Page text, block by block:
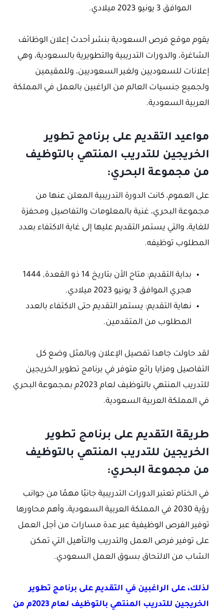
الموافق 3 يونيو 2023 ميلادي.
يقوم موقع فرص السعودية بنشر أحدث إعلان الوظائف
الشاغرة، والدورات التدريبية والتطويرية بالسعودية، وهي
إعلانات للسعوديين ولغير السعوديين، وللمقيمين
ولجميع جنسيات العالم من الراغبين بالعمل في المملكة
العربية السعودية.
مواعيد التقديم على برنامج تطوير
الخريجين للتدريب المنتهي بالتوظيف
من مجموعة البحري:
على العموم، كانت الدورة التدريبية المعلن عنها من
مجموعة البحري، غنية بالمعلومات والتفاصيل ومحفزة
للغاية، والتي يستمر التقديم عليها إلى غاية الاكتفاء بعدد
المطلوب توظيفه.
بداية التقديم: متاح الأن بتاريخ 14 ذو القعدة, 1444
هجري الموافق 3 يونيو 2023 ميلادي.
نهاية التقديم: يستمر التقديم حتى الاكتفاء بالعدد
المطلوب من المتقدمين.
لقد حاولت جاهدا تفصيل الإعلان وبالمثل وضع كل
التفاصيل ومزايا رائع متوفر في برنامج تطوير الخريجين
للتدريب المنتهي بالتوظيف لعام 2023م بمجموعة البحري
في المملكة العربية السعودية.
طريقة التقديم على برنامج تطوير
الخريجين للتدريب المنتهي بالتوظيف
من مجموعة البحري:
في الختام تعتبر الدورات التدريبية جانبًا مهمًا من جوانب
رؤية 2030 في المملكة العربية السعودية، وأهم محاورها
توفير الفرص الوظيفية عبر عدة مسارات من أجل العمل
على توفير فرص العمل والتدريب والتأهيل التي تمكن
الشاب من الالتحاق بسوق العمل السعودي.
لذلك، على الراغبين في التقديم على برنامج تطوير
الخريجين للتدريب المنتهي بالتوظيف لعام 2023م من